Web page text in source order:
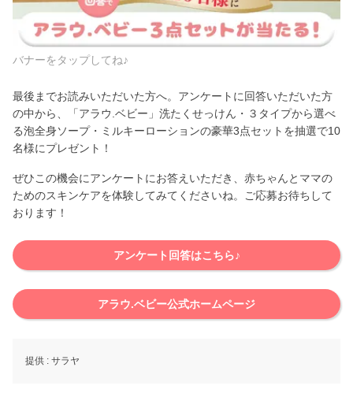
バナーをタップしてね♪
最後までお読みいただいた方へ。アンケートに回答いただいた方
の中から、「アラウ.ベビー」洗たくせっけん・３タイプから選べ
る泡全身ソープ・ミルキーローションの豪華3点セットを抽選で10
名様にプレゼント！
ぜひこの機会にアンケートにお答えいただき、赤ちゃんとママの
ためのスキンケアを体験してみてくださいね。ご応募お待ちして
おります！
アンケート回答はこちら♪
アラウ.ベビー公式ホームページ
提供 : サラヤ